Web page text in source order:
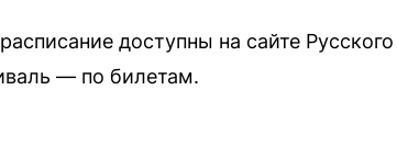
доступны на сайте
— по билетам.